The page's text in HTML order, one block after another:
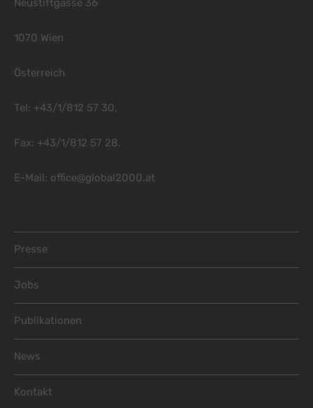
Neustiftgasse 36
1070 Wien
Österreich
Tel: +43/1/812 57 30,
Fax: +43/1/812 57 28,
E-Mail: office@global2000.at
Presse
Jobs
Publikationen
News
Kontakt